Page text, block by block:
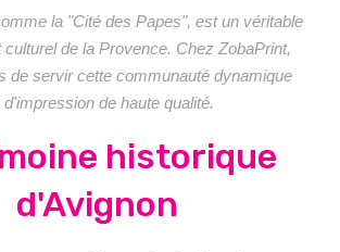
la "Cité des Papes", est un véritable
de la Provence. Chez ZobaPrint,
de servir cette communauté dynamique
de haute qualité.
historique
d'Avignon